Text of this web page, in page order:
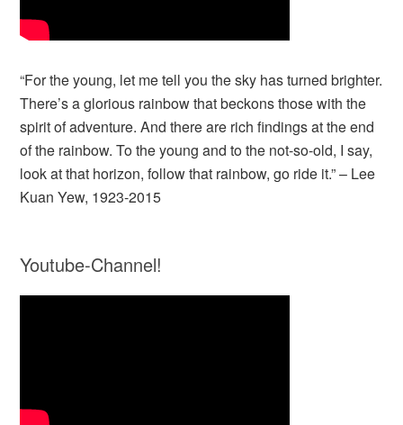
“For the young, let me tell you the sky has turned brighter.
There’s a glorious rainbow that beckons those with the
spirit of adventure. And there are rich findings at the end
of the rainbow. To the young and to the not-so-old, I say,
look at that horizon, follow that rainbow, go ride it.” – Lee
Kuan Yew, 1923-2015
Youtube-Channel!